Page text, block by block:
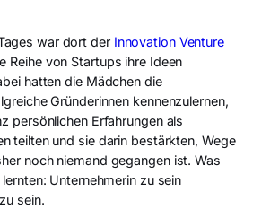
war dort der Innovation Venture
Reihe von Startups ihre Ideen
hatten die Mädchen die
Gründerinnen kennenzulernen,
persönlichen Erfahrungen als
teilten und sie darin bestärkten, Wege
noch niemand gegangen ist. Was
lernten: Unternehmerin zu sein
sein.